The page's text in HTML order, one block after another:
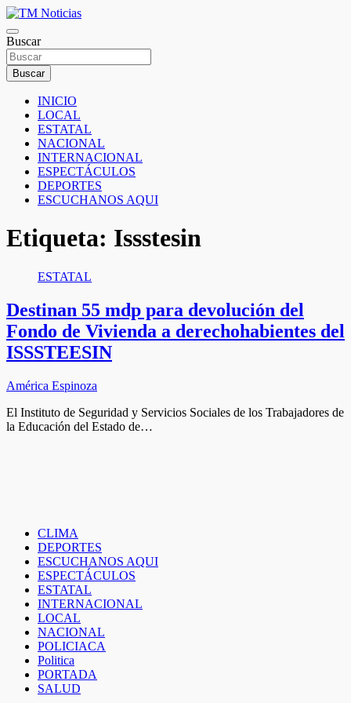
Saltar
al
contenido
TM Noticias
TM Noticias
Buscar
Buscar
INICIO
LOCAL
ESTATAL
NACIONAL
INTERNACIONAL
ESPECTÁCULOS
DEPORTES
ESCUCHANOS AQUI
Etiqueta: Issstesin
ESTATAL
Destinan 55 mdp para devolución del
Fondo de Vivienda a derechohabientes del
ISSSTEESIN
América Espinoza
El Instituto de Seguridad y Servicios Sociales de los Trabajadores de
la Educación del Estado de…
CLIMA
DEPORTES
ESCUCHANOS AQUI
ESPECTÁCULOS
ESTATAL
INTERNACIONAL
LOCAL
NACIONAL
POLICIACA
Politica
PORTADA
SALUD